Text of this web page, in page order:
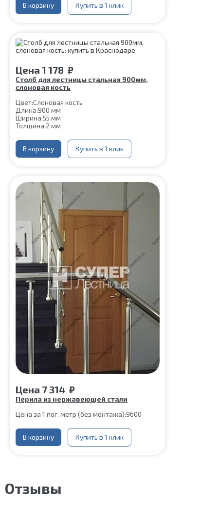
В корзину Купить в 1 клик
Цена 1 178 ₽
Столб для лестницы стальная 900мм,
слоновая кость
Цвет:Слоновая кость
Длина:900 мм
Ширина:55 мм
Толщина:2 мм
В корзину Купить в 1 клик
Цена 7 314 ₽
Перила из нержавеющей стали
Цена за 1 пог. метр (без монтажа):9600
В корзину Купить в 1 клик
Отзывы